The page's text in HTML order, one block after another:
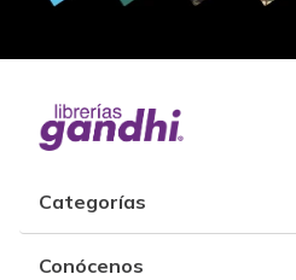
Categorías
Conócenos